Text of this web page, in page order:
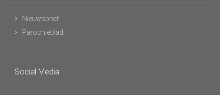
Nieuwsbrief
Parochieblad
Social Media